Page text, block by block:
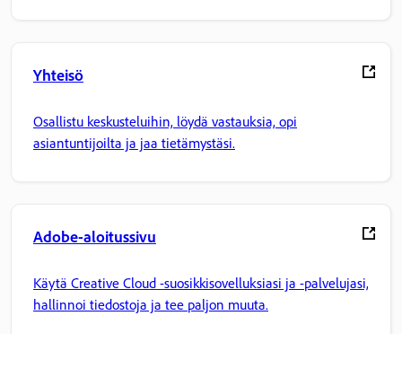
Yhteisö
Osallistu keskusteluihin, löydä vastauksia, opi
asiantuntijoilta ja jaa tietämystäsi.
Adobe-aloitussivu
Käytä Creative Cloud -suosikkisovelluksiasi ja -palvelujasi,
hallinnoi tiedostoja ja tee paljon muuta.